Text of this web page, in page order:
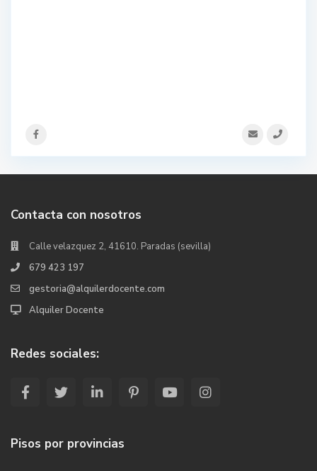
Contacta con nosotros
Calle velazquez 2, 41610. Paradas (sevilla)
679 423 197
gestoria@alquilerdocente.com
Alquiler Docente
Redes sociales:
Pisos por provincias